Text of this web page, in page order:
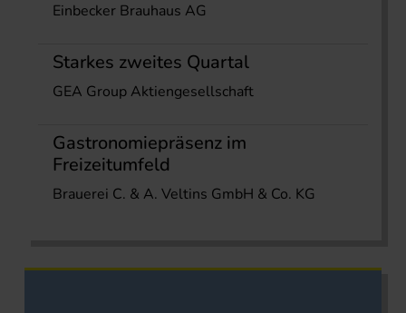
Einbecker Brauhaus AG
Starkes zweites Quartal
GEA Group Aktiengesellschaft
Gastronomiepräsenz im
Freizeitumfeld
Brauerei C. & A. Veltins GmbH & Co. KG